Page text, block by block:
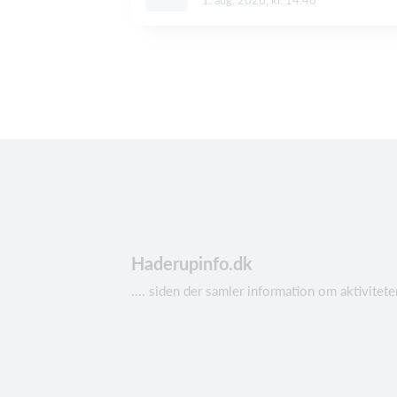
Haderupinfo.dk
.... siden der samler information om